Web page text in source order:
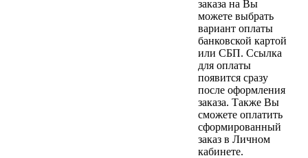
заказа на Вы
можете выбрать
вариант оплаты
банковской картой
или СБП. Ссылка
для оплаты
появится сразу
после оформления
заказа. Также Вы
сможете оплатить
сформированный
заказ в Личном
кабинете.